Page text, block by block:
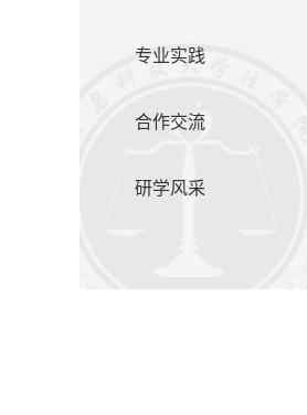
专业实践
合作交流
研学风采